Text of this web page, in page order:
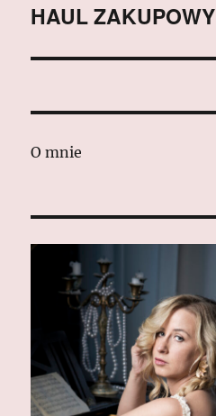
Następny
HAUL ZAKUPOWY
O mnie